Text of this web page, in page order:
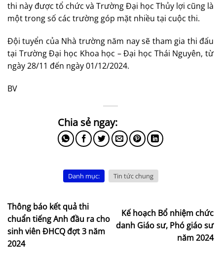
thi này được tổ chức và Trường Đại học Thủy lợi cũng là
một trong số các trường góp mặt nhiều tại cuộc thi.
Đội tuyển của Nhà trường năm nay sẽ tham gia thi đấu
tại Trường Đại học Khoa học – Đại học Thái Nguyên, từ
ngày 28/11 đến ngày 01/12/2024.
BV
Danh mục: Tin tức chung
Thông báo kết quả thi
chuẩn tiếng Anh đầu ra cho
sinh viên ĐHCQ đợt 3 năm
2024
Kế hoạch Bổ nhiệm chức
danh Giáo sư, Phó giáo sư
năm 2024